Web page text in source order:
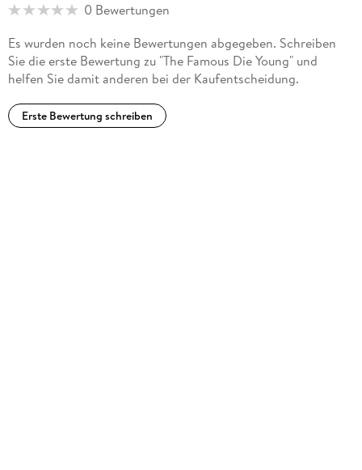
0 Bewertungen
Es wurden noch keine Bewertungen abgegeben. Schreiben
Sie die erste Bewertung zu "The Famous Die Young" und
helfen Sie damit anderen bei der Kaufentscheidung.
Erste Bewertung schreiben